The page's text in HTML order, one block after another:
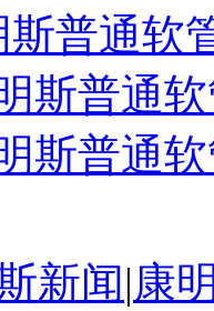
斯普通软
斯普通
斯普通
新闻|康